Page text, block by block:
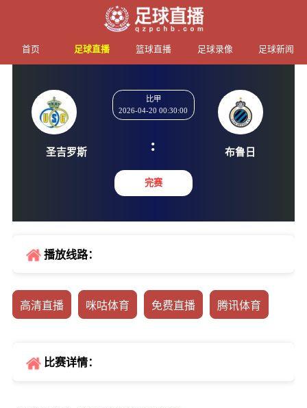
首页 足球直播 篮球直播 足球录像 足球新闻
比甲
2026-04-20 00:30:00
:
完赛
播放线路：
高清直播 咪咕体育 免费直播 腾讯体育
比赛详情：